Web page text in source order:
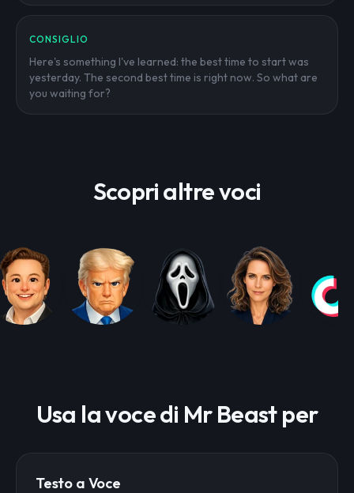
CONSIGLIO
Here's something I've learned: the best time to start was
yesterday. The second best time is right now. So what are
you waiting for?
Scopri altre voci
Usa la voce di Mr Beast per
Testo a Voce